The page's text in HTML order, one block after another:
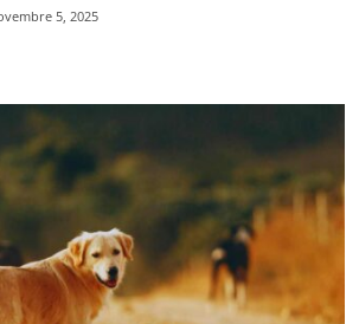
5, 2025